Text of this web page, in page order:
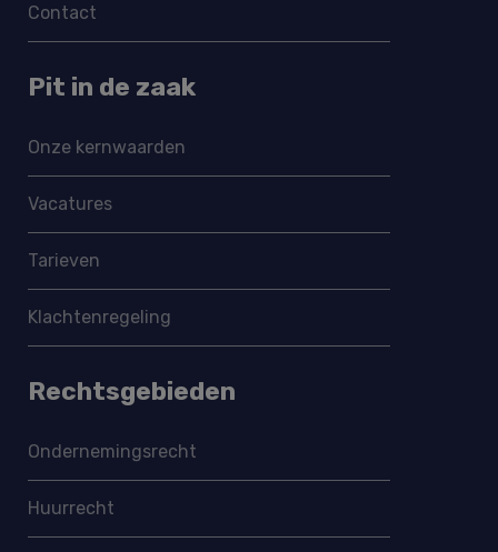
Contact
Pit in de zaak
Onze kernwaarden
Vacatures
Tarieven
Klachtenregeling
Rechtsgebieden
Ondernemings­recht
Huurrecht